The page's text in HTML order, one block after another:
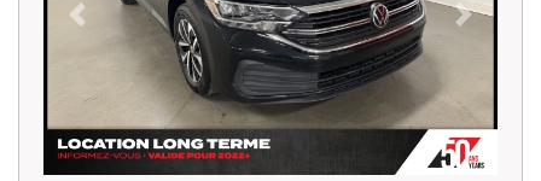
Previous Next